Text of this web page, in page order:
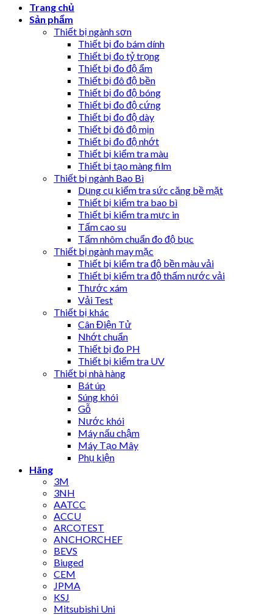
Trang chủ
Sản phẩm
Thiết bị ngành sơn
Thiết bị đo bám dính
Thiết bị đo tỷ trọng
Thiết bị đo độ ẩm
Thiết bị đô độ bền
Thiết bị đo độ bóng
Thiết bị đo độ cứng
Thiết bị đo độ dày
Thiết bị đô độ mịn
Thiết bị đo độ nhớt
Thiết bị kiểm tra màu
Thiết bị tạo màng film
Thiết bị ngành Bao Bì
Dụng cụ kiểm tra sức căng bề mặt
Thiết bị kiểm tra bao bì
Thiết bị kiểm tra mực in
Tấm cao su
Tấm nhôm chuẩn đo độ bục
Thiết bị ngành may mặc
Thiết bị kiểm tra độ bền màu vải
Thiết bị kiểm tra độ thấm nước vải
Thước xám
Vải Test
Thiết bị khác
Cân Điện Tử
Nhớt chuẩn
Thiết bị đo PH
Thiết bị kiểm tra UV
Thiết bị nhà hàng
Bát úp
Súng khói
Gỗ
Nước khói
Máy nấu chậm
Máy Tạo Mây
Phụ kiện
Hãng
3M
3NH
AATCC
ACCU
ARCOTEST
ANCHORCHEF
BEVS
Biuged
CEM
JPMA
KSJ
Mitsubishi Uni